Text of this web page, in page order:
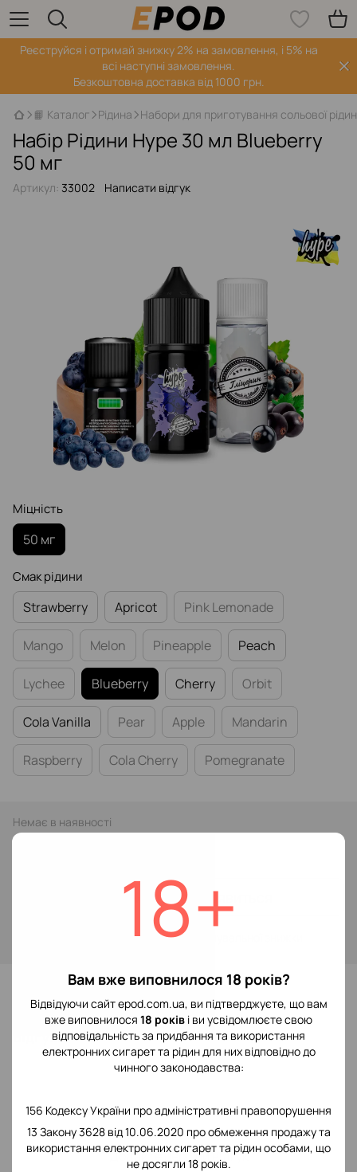
18+
Вам вже виповнилося 18 років?
Відвідуючи сайт epod.com.ua, ви підтверджуєте, що вам
вже виповнилося 18 років і ви усвідомлюєте свою
відповідальність за придбання та використання
електронних сигарет та рідин для них відповідно до
чинного законодавства:
156 Кодексу України про адміністративні правопорушення
13 Закону 3628 від 10.06.2020 про обмеження продажу та
використання електронних сигарет та рідин особами, що
не досягли 18 років.
Реєструйся і отримай знижку 2% на замовлення, і 5% на
всі наступні замовлення.
Безкоштовна доставка від 1000 грн.
📙 Каталог Рідина Набори для приготування сольової
Набір Рідини Hype 30 мл Blueberry
50 мг
Артикул: 33002 Написати відгук
Міцність
50 мг
Смак рідини
Strawberry Apricot Pink Lemonade
Mango Melon Pineapple Peach
Lychee Blueberry Cherry Orbit
Cola Vanilla Pear Apple Mandarin
Raspberry Cola Cherry Pomegranate
Немає в наявності
Повідомити, коли з'явиться
для відображення накопичувальної знижки
До обраного
Відгуки
Додайте перший відгук